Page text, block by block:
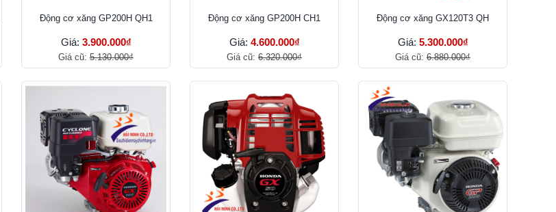
Ðộng cơ xăng GP200H QH1
Giá: 3.900.000₫
Giá cũ: 5.130.000₫
Ðộng cơ xăng GP200H CH1
Giá: 4.600.000₫
Giá cũ: 6.320.000₫
Ðộng cơ xăng GX120T3 QH
Giá: 5.300.000₫
Giá cũ: 6.880.000₫